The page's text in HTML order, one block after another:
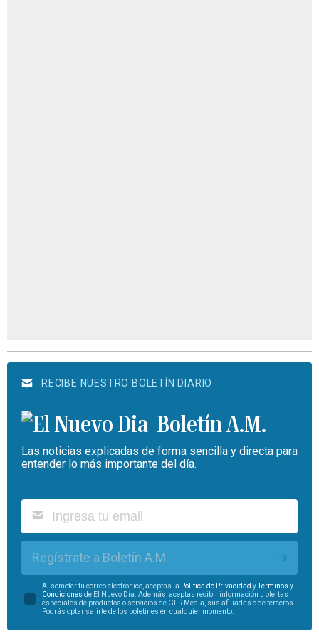
RECIBE NUESTRO BOLETÍN DIARIO
Boletín A.M.
Las noticias explicadas de forma sencilla y directa para
entender lo más importante del día.
Regístrate a Boletín A.M.
Al someter tu correo electrónico, aceptas la Política de Privacidad yTérminos y
Condiciones de El Nuevo Día. Además, aceptas recibir información u ofertas
especiales de productos o servicios de GFR Media, sus afiliadas o de terceros.
Podrás optar salirte de los boletines en cualquier momento.